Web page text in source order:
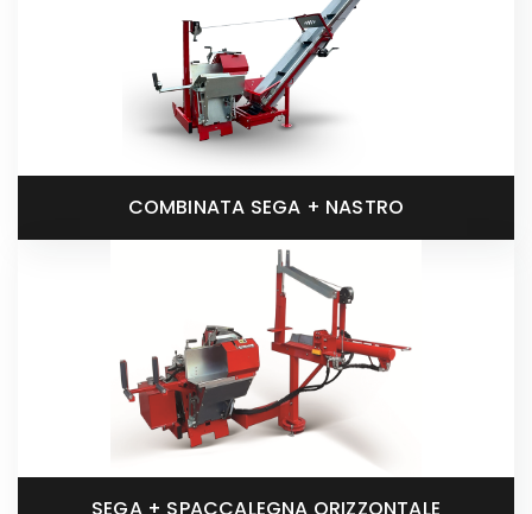
COMBINATA SEGA + NASTRO